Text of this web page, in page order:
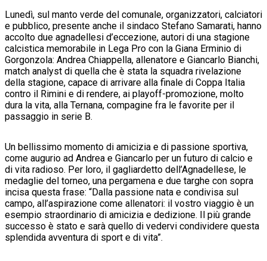
Lunedì, sul manto verde del comunale, organizzatori, calciatori
e pubblico, presente anche il sindaco Stefano Samarati, hanno
accolto due agnadellesi d’eccezione, autori di una stagione
calcistica memorabile in Lega Pro con la Giana Erminio di
Gorgonzola: Andrea Chiappella, allenatore e Giancarlo Bianchi,
match analyst di quella che è stata la squadra rivelazione
della stagione, capace di arrivare alla finale di Coppa Italia
contro il Rimini e di rendere, ai playoff-promozione, molto
dura la vita, alla Ternana, compagine fra le favorite per il
passaggio in serie B.
Un bellissimo momento di amicizia e di passione sportiva,
come augurio ad Andrea e Giancarlo per un futuro di calcio e
di vita radioso. Per loro, il gagliardetto dell’Agnadellese, le
medaglie del torneo, una pergamena e due targhe con sopra
incisa questa frase: “Dalla passione nata e condivisa sul
campo, all’aspirazione come allenatori: il vostro viaggio è un
esempio straordinario di amicizia e dedizione. Il più grande
successo è stato e sarà quello di vedervi condividere questa
splendida avventura di sport e di vita”.